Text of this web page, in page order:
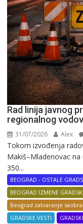
Rad linija javnog
regionalnog
31/07/2026 Alex
Tokom izvođenja
Makiš–Mladenovac
350...
BEOGRAD - OSTALE
BEOGRAD IZMENE
Beograd zatvaranje
GRADSKE VESTI